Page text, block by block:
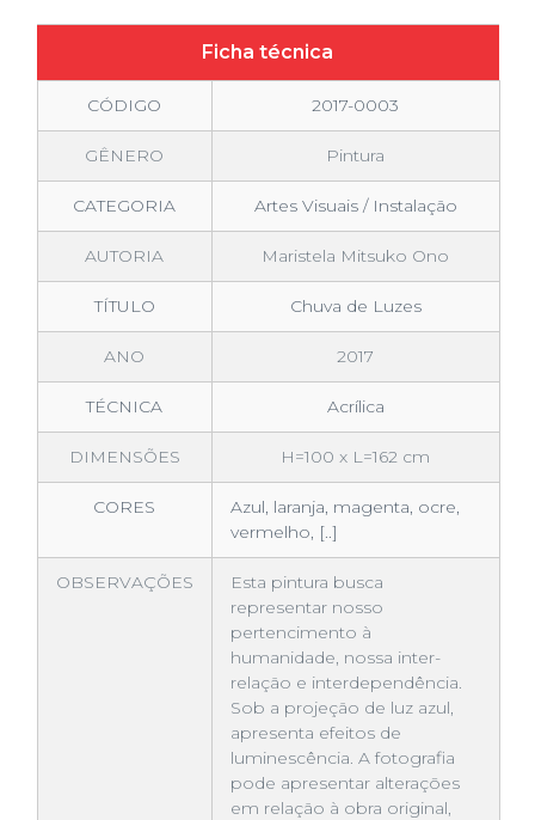
Ficha técnica
CÓDIGO 2017-0003
GÊNERO Pintura
CATEGORIA Artes Visuais / Instalação
AUTORIA Maristela Mitsuko Ono
TÍTULO Chuva de Luzes
ANO 2017
TÉCNICA Acrílica
DIMENSÕES H=100 x L=162 cm
CORES
Azul, laranja, magenta, ocre,
vermelho, [..]
OBSERVAÇÕES
Esta pintura busca
representar nosso
pertencimento à
humanidade, nossa inter-
relação e interdependência.
Sob a projeção de luz azul,
apresenta efeitos de
luminescência. A fotografia
pode apresentar alterações
em relação à obra original,